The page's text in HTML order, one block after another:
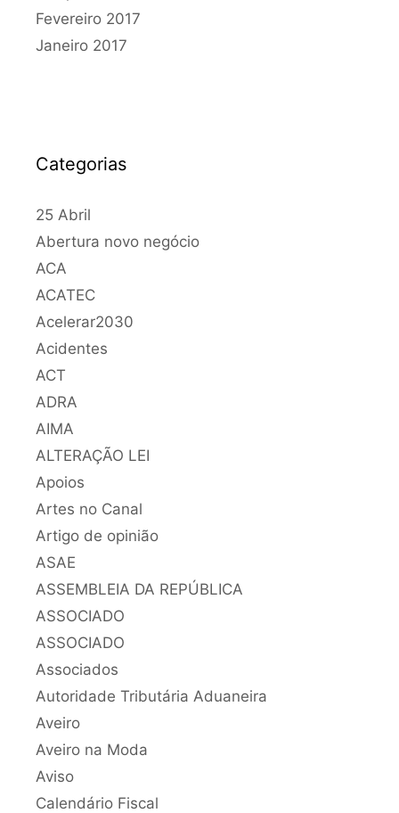
Fevereiro 2017
Janeiro 2017
Categorias
25 Abril
Abertura novo negócio
ACA
ACATEC
Acelerar2030
Acidentes
ACT
ADRA
AIMA
ALTERAÇÃO LEI
Apoios
Artes no Canal
Artigo de opinião
ASAE
ASSEMBLEIA DA REPÚBLICA
ASSOCIADO
ASSOCIADO
Associados
Autoridade Tributária Aduaneira
Aveiro
Aveiro na Moda
Aviso
Calendário Fiscal